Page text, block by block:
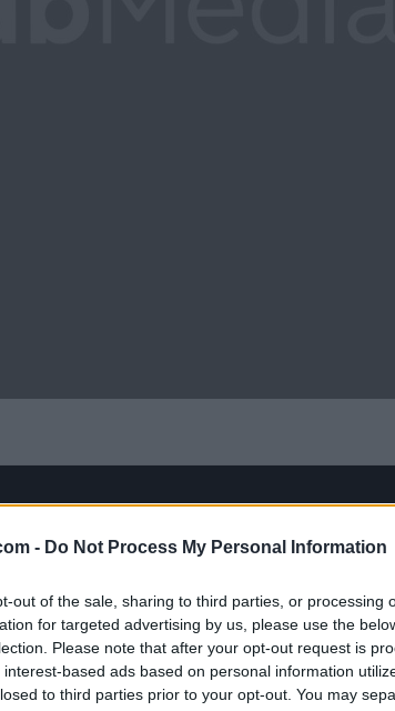
- Do Not Process My Personal Information
out of the sale, sharing to third parties, or processing
for targeted advertising by us, please use the
Please note that after your opt-out request is
based ads based on personal information
to third parties prior to your opt-out. You may